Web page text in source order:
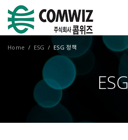
ESG
Home ESG ESG 정책